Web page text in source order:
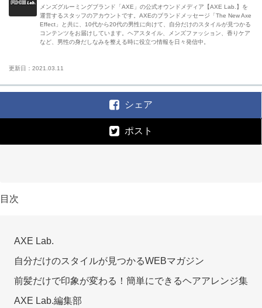
メンズグルーミングブランド「AXE」の公式オウンドメディア【AXE Lab.】を
運営するスタッフのアカウントです。AXEのブランドメッセージ「The New Axe
Effect」と共に、10代から20代の男性に向けて、自分だけのスタイルが見つかる
コンテンツをお届けしています。ヘアスタイル、メンズファッション、香りケア
など、男性の身だしなみを整える時に役立つ情報を日々発信中。
更新日：2021.03.11
シェア
ポスト
目次
AXE Lab.
自分だけのスタイルが見つかるWEBマガジン
前髪だけで印象が変わる！簡単にできるヘアアレンジ集
AXE Lab.編集部